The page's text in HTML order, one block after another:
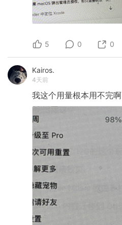
5 0 0
Kairos.
4天前
我这个用量根本用不完啊